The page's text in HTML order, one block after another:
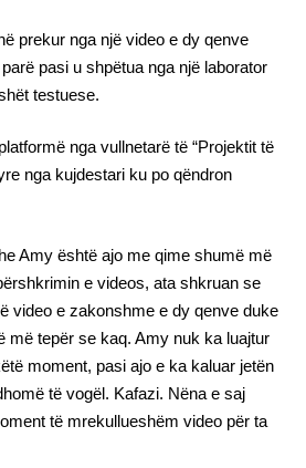
prekur nga një video e dy qenve
pasi u shpëtua nga një laborator
testuese.
nga vullnetarë të “Projektit të
nga kujdestari ku po qëndron
Amy është ajo me qime shumë më
e videos, ata shkruan se
video e zakonshme e dy qenve duke
më tepër se kaq. Amy nuk ka luajtur
moment, pasi ajo e ka kaluar jetën
të vogël. Kafazi. Nëna e saj
të mrekullueshëm video për ta